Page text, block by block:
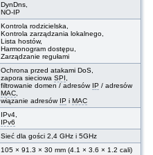
DynDns,
NO-IP
Kontrola rodzicielska,
Kontrola zarządzania lokalnego,
Lista hostów,
Harmonogram dostępu,
Zarządzanie regułami
Ochrona przed atakami DoS,
zapora sieciowaSPI,
filtrowanie domen / adresów IP / adresów
MAC,
wiązanie adresów IP iMAC
IPv4,
IPv6
Sieć dla gości 2,4 GHz i 5GHz
105 × 91.3 × 30 mm (4.1 × 3.6 × 1.2 cali)